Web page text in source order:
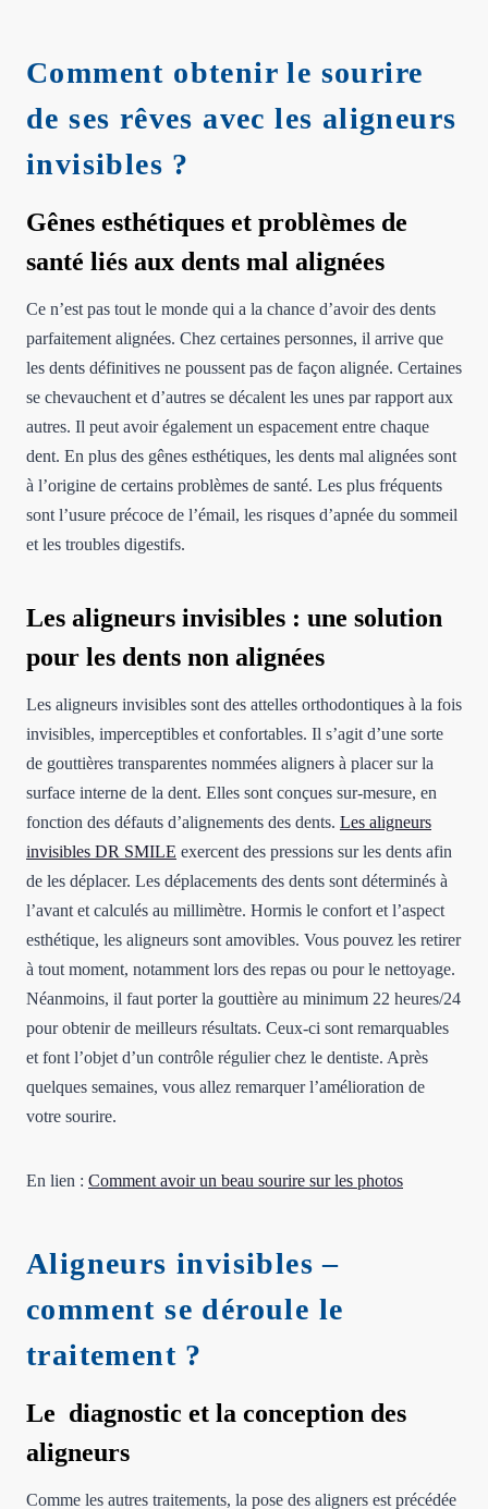
Comment obtenir le sourire
de ses rêves avec les aligneurs
invisibles ?
Gênes esthétiques et problèmes de
santé liés aux dents mal alignées
Ce n’est pas tout le monde qui a la chance d’avoir des dents
parfaitement alignées. Chez certaines personnes, il arrive que
les dents définitives ne poussent pas de façon alignée. Certaines
se chevauchent et d’autres se décalent les unes par rapport aux
autres. Il peut avoir également un espacement entre chaque
dent. En plus des gênes esthétiques, les dents mal alignées sont
à l’origine de certains problèmes de santé. Les plus fréquents
sont l’usure précoce de l’émail, les risques d’apnée du sommeil
et les troubles digestifs.
Les aligneurs invisibles : une solution
pour les dents non alignées
Les aligneurs invisibles sont des attelles orthodontiques à la fois
invisibles, imperceptibles et confortables. Il s’agit d’une sorte
de gouttières transparentes nommées aligners à placer sur la
surface interne de la dent. Elles sont conçues sur-mesure, en
fonction des défauts d’alignements des dents. Les aligneurs
invisibles DR SMILE exercent des pressions sur les dents afin
de les déplacer. Les déplacements des dents sont déterminés à
l’avant et calculés au millimètre. Hormis le confort et l’aspect
esthétique, les aligneurs sont amovibles. Vous pouvez les retirer
à tout moment, notamment lors des repas ou pour le nettoyage.
Néanmoins, il faut porter la gouttière au minimum 22 heures/24
pour obtenir de meilleurs résultats. Ceux-ci sont remarquables
et font l’objet d’un contrôle régulier chez le dentiste. Après
quelques semaines, vous allez remarquer l’amélioration de
votre sourire.
En lien : Comment avoir un beau sourire sur les photos
Aligneurs invisibles –
comment se déroule le
traitement ?
Le diagnostic et la conception des
aligneurs
Comme les autres traitements, la pose des aligners est précédée